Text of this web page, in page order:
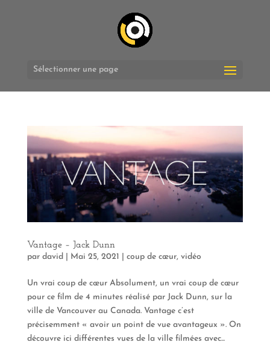
Sélectionner une page
Vantage – Jack Dunn
par david Mai 25, 2021 coup de cœur, vidéo
Un vrai coup de cœur Absolument, un vrai coup de cœur
pour ce film de 4 minutes réalisé par Jack Dunn, sur la
ville de Vancouver au Canada. Vantage c’est
précisemment « avoir un point de vue avantageux ». On
découvre ici différentes vues de la ville filmées avec...